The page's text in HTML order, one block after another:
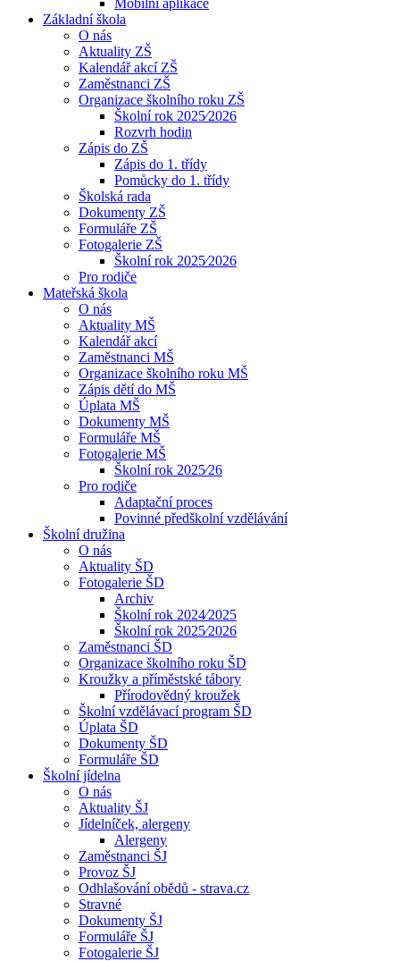
Mobilní aplikace
Základní škola
O nás
Aktuality ZŠ
Kalendář akcí ZŠ
Zaměstnanci ZŠ
Organizace školního roku ZŠ
Školní rok 2025⁄2026
Rozvrh hodin
Zápis do ZŠ
Zápis do 1. třídy
Pomůcky do 1. třídy
Školská rada
Dokumenty ZŠ
Formuláře ZŠ
Fotogalerie ZŠ
Školní rok 2025⁄2026
Pro rodiče
Mateřská škola
O nás
Aktuality MŠ
Kalendář akcí
Zaměstnanci MŠ
Organizace školního roku MŠ
Zápis dětí do MŠ
Úplata MŠ
Dokumenty MŠ
Formuláře MŠ
Fotogalerie MŠ
Školní rok 2025⁄26
Pro rodiče
Adaptační proces
Povinné předškolní vzdělávání
Školní družina
O nás
Aktuality ŠD
Fotogalerie ŠD
Archiv
Školní rok 2024⁄2025
Školní rok 2025⁄2026
Zaměstnanci ŠD
Organizace školního roku ŠD
Kroužky a příměstské tábory
Přírodovědný kroužek
Školní vzdělávací program ŠD
Úplata ŠD
Dokumenty ŠD
Formuláře ŠD
Školní jídelna
O nás
Aktuality ŠJ
Jídelníček, alergeny
Alergeny
Zaměstnanci ŠJ
Provoz ŠJ
Odhlašování obědů - strava.cz
Stravné
Dokumenty ŠJ
Formuláře ŠJ
Fotogalerie ŠJ